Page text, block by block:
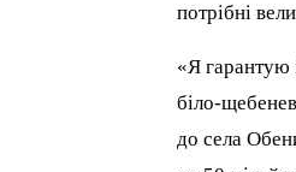
потрібні
«Я гарантую
біло-
до села